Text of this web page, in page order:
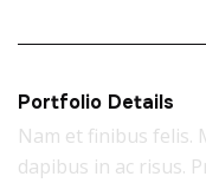
Portfolio Details
Nam et finibus felis.
dapibus in ac risus.